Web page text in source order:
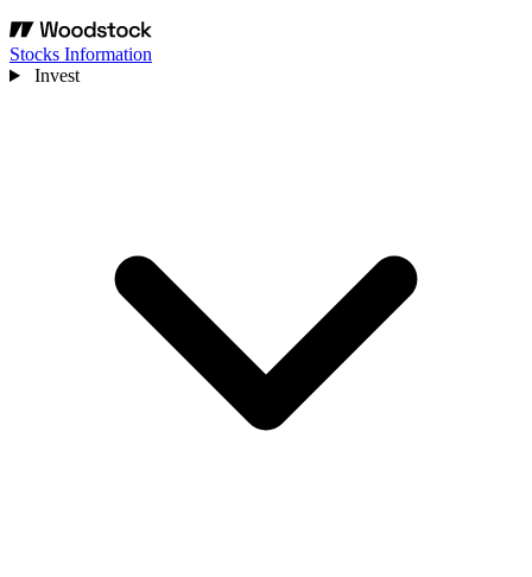
Stocks Information
Invest